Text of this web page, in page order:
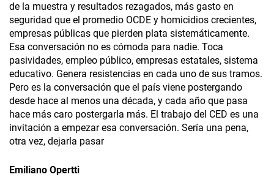
de la muestra y resultados rezagados, más gasto en
seguridad que el promedio OCDE y homicidios crecientes,
empresas públicas que pierden plata sistemáticamente.
Esa conversación no es cómoda para nadie. Toca
pasividades, empleo público, empresas estatales, sistema
educativo. Genera resistencias en cada uno de sus tramos.
Pero es la conversación que el país viene postergando
desde hace al menos una década, y cada año que pasa
hace más caro postergarla más. El trabajo del CED es una
invitación a empezar esa conversación. Sería una pena,
otra vez, dejarla pasar
Emiliano Opertti